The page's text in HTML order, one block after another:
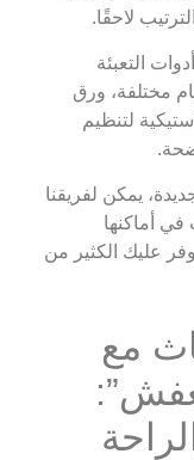
لاحقًا.
التعبئة
مختلفة، ورق
لتنظيم
يمكن لفريقنا
أماكنها
عليك الكثير من
مع